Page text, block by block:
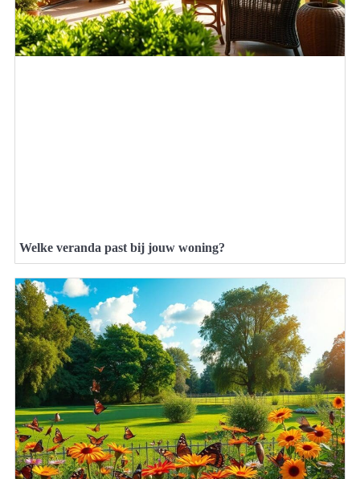
Welke veranda past bij jouw woning?